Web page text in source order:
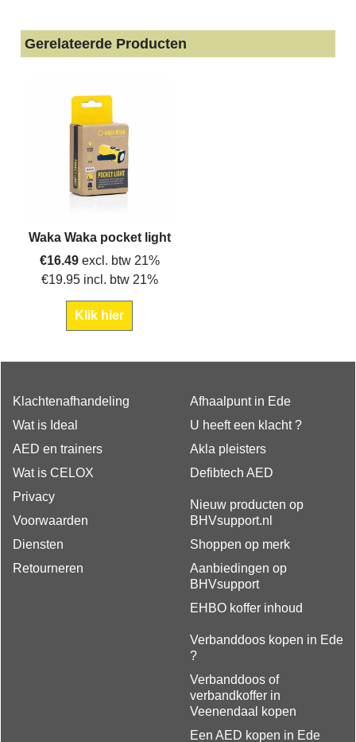
Gerelateerde Producten
Waka Waka pocket light
€16.49 excl. btw 21%
€19.95 incl. btw 21%
Klik hier
Klachtenafhandeling
Wat is Ideal
AED en trainers
Wat is CELOX
Privacy
Voorwaarden
Diensten
Retourneren
Afhaalpunt in Ede
U heeft een klacht ?
Akla pleisters
Defibtech AED
Nieuw producten op
BHVsupport.nl
Shoppen op merk
Aanbiedingen op
BHVsupport
EHBO koffer inhoud
Verbanddoos kopen in Ede
?
Verbanddoos of
verbandkoffer in
Veenendaal kopen
Een AED kopen in Ede